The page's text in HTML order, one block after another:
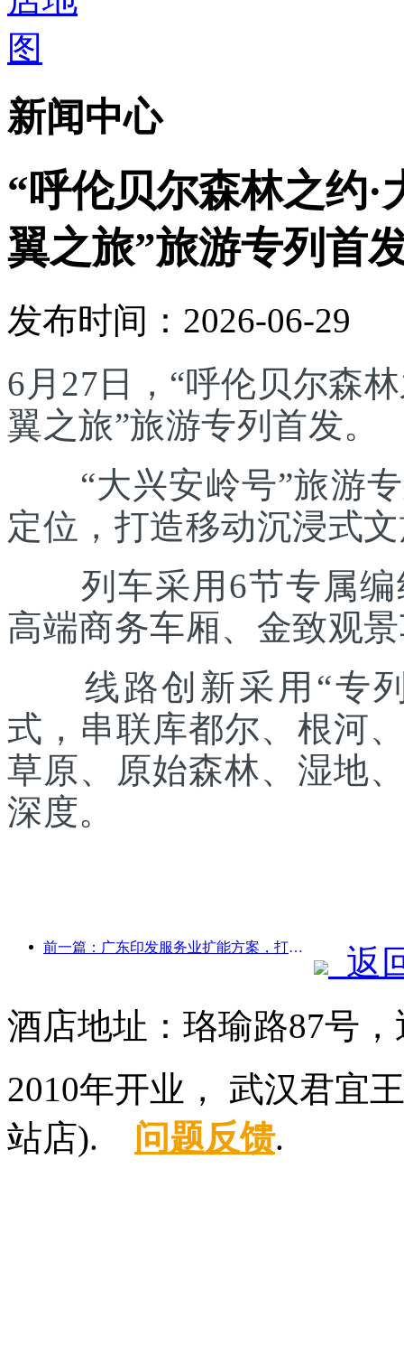
新闻中心
“呼伦贝尔森林之约·
翼之旅”旅游专列首
发布时间：2026-06-29
6月27日，“呼伦贝尔森
翼之旅”旅游专列首发。
“大兴安岭号”旅游专
定位，打造移动沉浸式
列车采用6节专属编
高端商务车厢、金致观
线路创新采用“专列
式，串联库都尔、根河
草原、原始森林、湿地
深度。
前一篇：广东印发服务业扩能方案，打造大湾区世界级旅游目的地
返
酒店地址：珞瑜路87号
2010年开业， 武汉君宜
站店). 问题反馈.